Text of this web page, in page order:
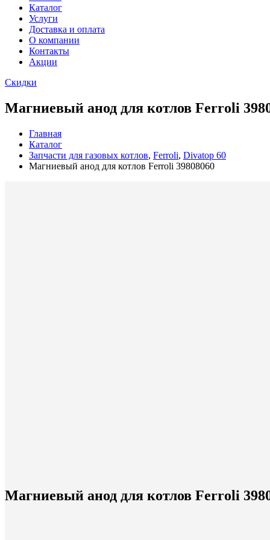
Каталог
Услуги
Доставка и оплата
О компании
Контакты
Акции
Скидки
Магниевый анод для котлов Ferroli
Главная
Каталог
Запчасти для газовых котлов, Ferroli, Divatop 60
Магниевый анод для котлов Ferroli 39808060
Магниевый анод для котлов Ferroli